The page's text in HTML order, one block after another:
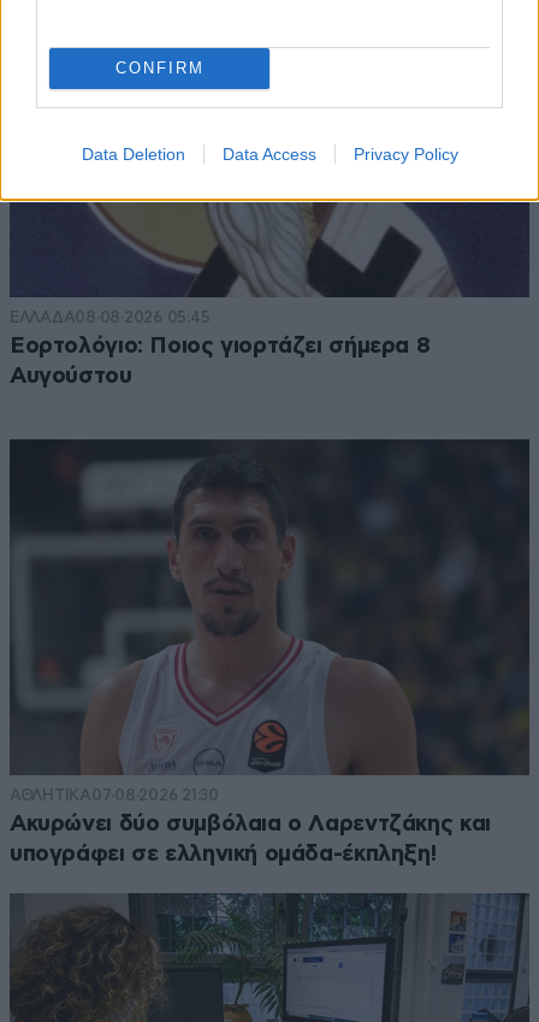
CONFIRM
Data Deletion Data Access Privacy Policy
ΕΛΛΑΔΑ08·08·2026 05:45
Εορτολόγιο: Ποιος γιορτάζει σήμερα 8
Αυγούστου
ΑΘΛΗΤΙΚΑ07·08·2026 21:30
Ακυρώνει δύο συμβόλαια ο Λαρεντζάκης και
υπογράφει σε ελληνική ομάδα-έκπληξη!